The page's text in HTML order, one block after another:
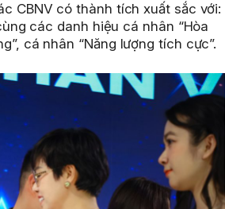
CBNV có thành tích xuất sắc với:
các danh hiệu cá nhân “Hòa
cá nhân “Năng lượng tích cực”.